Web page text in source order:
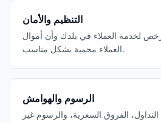
التنظيم والأمان
لخدمة العملاء في بلدك وأن أموال
العملاء محمية بشكل مناسب.
الرسوم والهوامش
الفروق السعرية، والرسوم غير